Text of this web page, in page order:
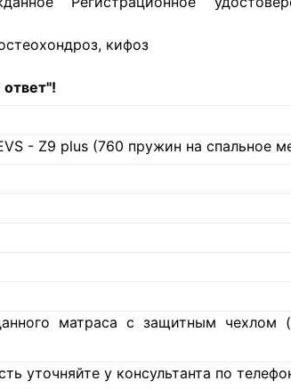
кифоз
- Z9 plus (760 пружин на спальное
матраса с защитным чехлом
уточняйте у консультанта по